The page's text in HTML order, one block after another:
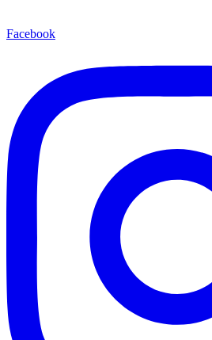
Facebook